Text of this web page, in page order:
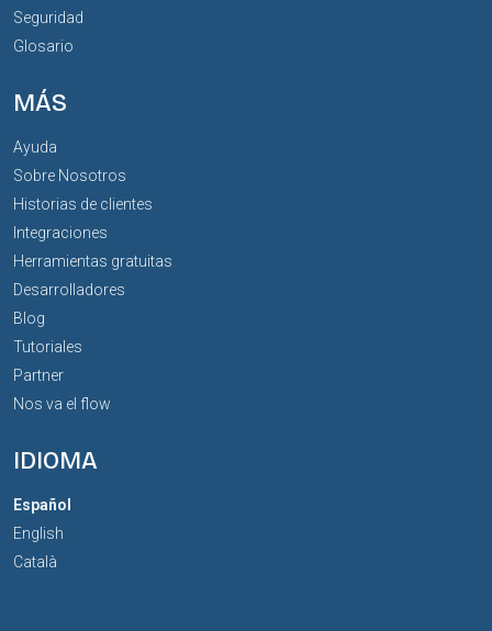
Seguridad
Glosario
MÁS
Ayuda
Sobre Nosotros
Historias de clientes
Integraciones
Herramientas gratuitas
Desarrolladores
Blog
Tutoriales
Partner
Nos va el flow
IDIOMA
Español
English
Català